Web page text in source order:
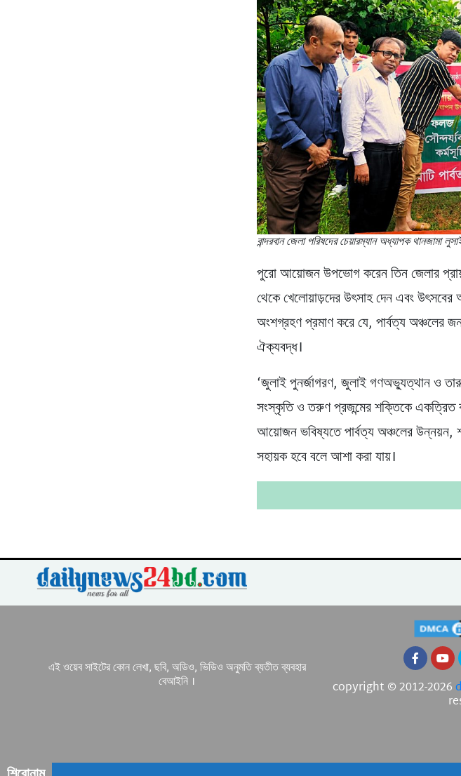
বান্দরবান জেলা পরিষদের চেয়ারম্যান অধ্যাপক থানজামা
পুরো আয়োজন উপভোগ করেন তিন জেলার প্রায়
থেকে খেলোয়াড়দের উৎসাহ দেন এবং
অংশগ্রহণ প্রমাণ করে যে, পার্বত্য অঞ্চলের
ঐক্যবদ্ধ।
‘জুলাই পুনর্জাগরণ, জুলাই গণঅভ্যুত্থান ও
সংস্কৃতি ও তরুণ প্রজন্মের শক্তিকে
আয়োজন ভবিষ্যতে পার্বত্য অঞ্চলের উন্নয়ন,
সহায়ক হবে বলে আশা করা যায়।
এই ওয়েব সাইটের কোন লেখা, ছবি, অডিও, ভিডিও অনুমতি ব্যতীত ব্যবহার
বেআইনি । copyright © 2012-2026